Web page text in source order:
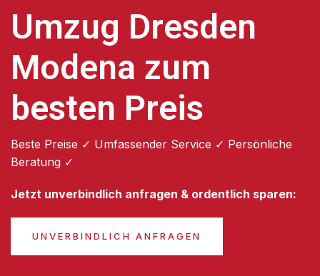
Umzug Dresden
Modena zum
besten Preis
Beste Preise ✓ Umfassender Service ✓ Persönliche
Beratung ✓
Jetzt unverbindlich anfragen & ordentlich sparen:
UNVERBINDLICH ANFRAGEN